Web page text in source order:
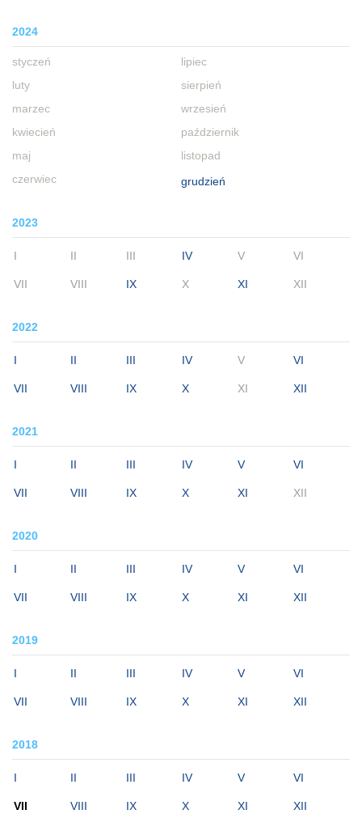
2024
styczeń
luty
marzec
kwiecień
maj
czerwiec
lipiec
sierpień
wrzesień
październik
listopad
grudzień
2023
I II III IV V VI
VII VIII IX X XI XII
2022
I II III IV V VI
VII VIII IX X XI XII
2021
I II III IV V VI
VII VIII IX X XI XII
2020
I II III IV V VI
VII VIII IX X XI XII
2019
I II III IV V VI
VII VIII IX X XI XII
2018
I II III IV V VI
VII VIII IX X XI XII